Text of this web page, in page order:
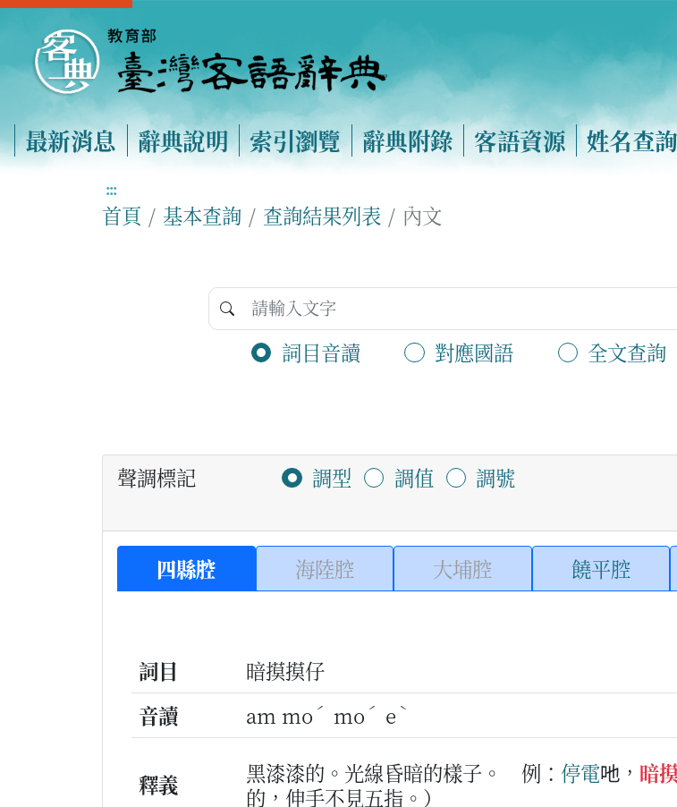
最新消息 辭典說明 索引瀏覽 辭典附錄 客語資源 姓名查詢
:::
首頁 基本查詢 查詢結果列表 內文
詞目音讀 對應國語 全文查詢
聲調標記 調型 調值 調號
四縣腔 海陸腔 大埔腔 饒平腔
詞目
暗摸摸仔
音讀
am mo ˊ mo ˊ e ˋ
釋義 黑漆漆的。光線昏暗的樣子。 例： 停電吔， 暗
的，伸手不見五指。）